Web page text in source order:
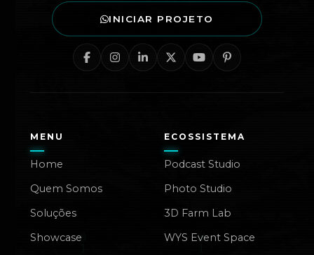
INICIAR PROJETO
MENU
Home
Quem Somos
Soluções
Showcase
ECOSSISTEMA
Podcast Studio
Photo Studio
3D Farm Lab
WYS Event Space